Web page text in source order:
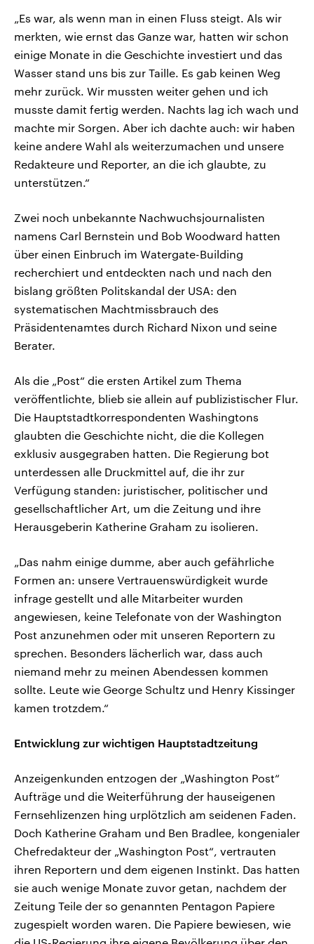
„Es war, als wenn man in einen Fluss steigt. Als wir
merkten, wie ernst das Ganze war, hatten wir schon
einige Monate in die Geschichte investiert und das
Wasser stand uns bis zur Taille. Es gab keinen Weg
mehr zurück. Wir mussten weiter gehen und ich
musste damit fertig werden. Nachts lag ich wach und
machte mir Sorgen. Aber ich dachte auch: wir haben
keine andere Wahl als weiterzumachen und unsere
Redakteure und Reporter, an die ich glaubte, zu
unterstützen.“
Zwei noch unbekannte Nachwuchsjournalisten
namens Carl Bernstein und Bob Woodward hatten
über einen Einbruch im Watergate-Building
recherchiert und entdeckten nach und nach den
bislang größten Politskandal der USA: den
systematischen Machtmissbrauch des
Präsidentenamtes durch Richard Nixon und seine
Berater.
Als die „Post“ die ersten Artikel zum Thema
veröffentlichte, blieb sie allein auf publizistischer Flur.
Die Hauptstadtkorrespondenten Washingtons
glaubten die Geschichte nicht, die die Kollegen
exklusiv ausgegraben hatten. Die Regierung bot
unterdessen alle Druckmittel auf, die ihr zur
Verfügung standen: juristischer, politischer und
gesellschaftlicher Art, um die Zeitung und ihre
Herausgeberin Katherine Graham zu isolieren.
„Das nahm einige dumme, aber auch gefährliche
Formen an: unsere Vertrauenswürdigkeit wurde
infrage gestellt und alle Mitarbeiter wurden
angewiesen, keine Telefonate von der Washington
Post anzunehmen oder mit unseren Reportern zu
sprechen. Besonders lächerlich war, dass auch
niemand mehr zu meinen Abendessen kommen
sollte. Leute wie George Schultz und Henry Kissinger
kamen trotzdem.“
Entwicklung zur wichtigen Hauptstadtzeitung
Anzeigenkunden entzogen der „Washington Post“
Aufträge und die Weiterführung der hauseigenen
Fernsehlizenzen hing urplötzlich am seidenen Faden.
Doch Katherine Graham und Ben Bradlee, kongenialer
Chefredakteur der „Washington Post“, vertrauten
ihren Reportern und dem eigenen Instinkt. Das hatten
sie auch wenige Monate zuvor getan, nachdem der
Zeitung Teile der so genannten Pentagon Papiere
zugespielt worden waren. Die Papiere bewiesen, wie